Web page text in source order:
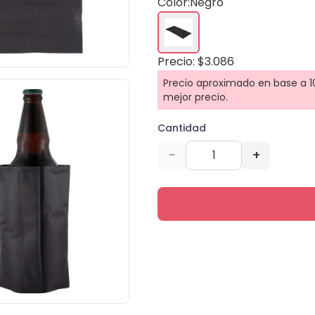
Precio: $3.086
Precio aproximado en base a
mejor precio.
Cantidad
- +